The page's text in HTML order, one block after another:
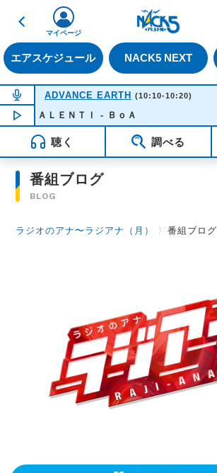
戻る
エアスケジュール NACK5 NEXT
マイページ
NOW ON AIR
ADVANCE EARTH (10:10-10:20)
NOW PLAYING 09:29
ＶＡＬＥＮＴＩ - ＢｏＡ
聴く 調べる
番組ブログ
BLOG
ラジオのアナ〜ラジアナ（月） 〉番組ブログ